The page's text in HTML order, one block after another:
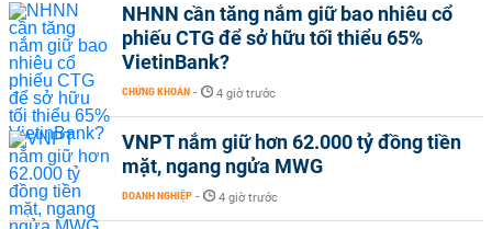
NHNN cần tăng nắm giữ bao nhiêu cổ
phiếu CTG để sở hữu tối thiểu 65%
VietinBank?
CHỨNG KHOÁN - 4 giờ trước
VNPT nắm giữ hơn 62.000 tỷ đồng tiền
mặt, ngang ngửa MWG
DOANH NGHIỆP - 4 giờ trước